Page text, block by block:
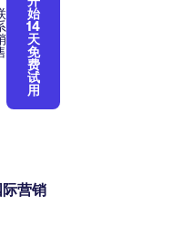
始
14
天
免
费
试
用
际营销